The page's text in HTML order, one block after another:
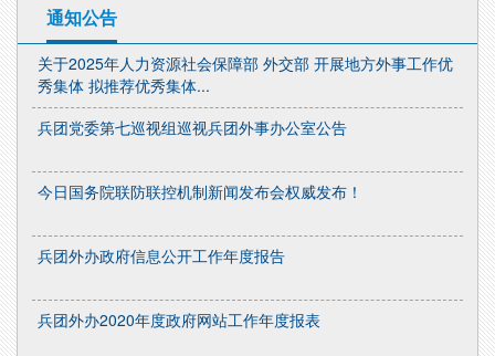
通知公告
关于2025年人力资源社会保障部 外交部 开展地方外事工作优
秀集体 拟推荐优秀集体...
兵团党委第七巡视组巡视兵团外事办公室公告
今日国务院联防联控机制新闻发布会权威发布！
兵团外办政府信息公开工作年度报告
兵团外办2020年度政府网站工作年度报表